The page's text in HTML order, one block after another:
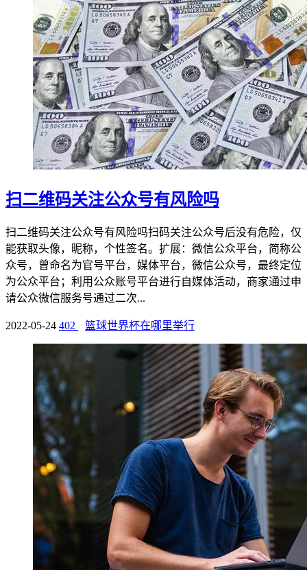
扫二维码关注公众号有风险吗
扫二维码关注公众号有风险吗扫码关注公众号后没有危险，仅
能获取头像，昵称，个性签名。扩展：微信公众平台，简称公
众号，曾命名为官号平台，媒体平台，微信公众号，最终定位
为公众平台；利用公众账号平台进行自媒体活动，商家通过申
请公众微信服务号通过二次...
2022-05-24 402 篮球世界杯在哪里举行